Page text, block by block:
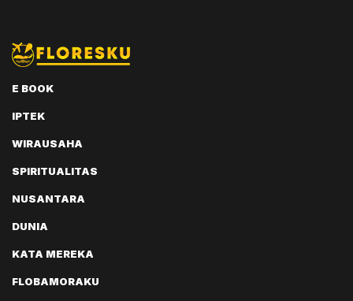
E BOOK
IPTEK
WIRAUSAHA
SPIRITUALITAS
NUSANTARA
DUNIA
KATA MEREKA
FLOBAMORAKU